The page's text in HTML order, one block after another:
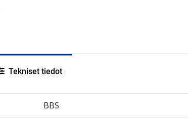
Tekniset tiedot
BBS